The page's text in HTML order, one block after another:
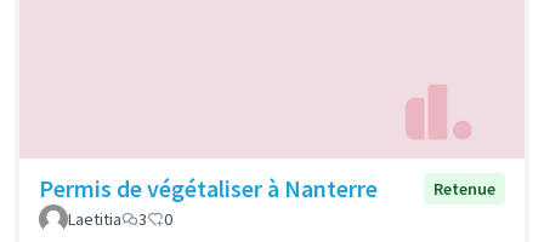
Permis de végétaliser à Nanterre
Retenue
Laetitia
3 0